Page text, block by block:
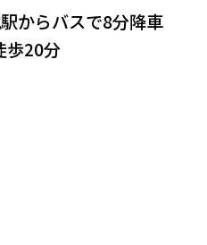
からバスで8分降車
歩20分